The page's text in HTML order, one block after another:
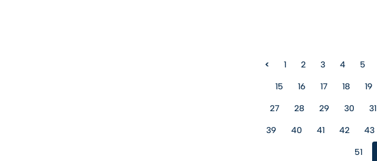
< 1 2 3 4 5
15 16 17 18 19
27 28 29 30 31
39 40 41 42 43
51